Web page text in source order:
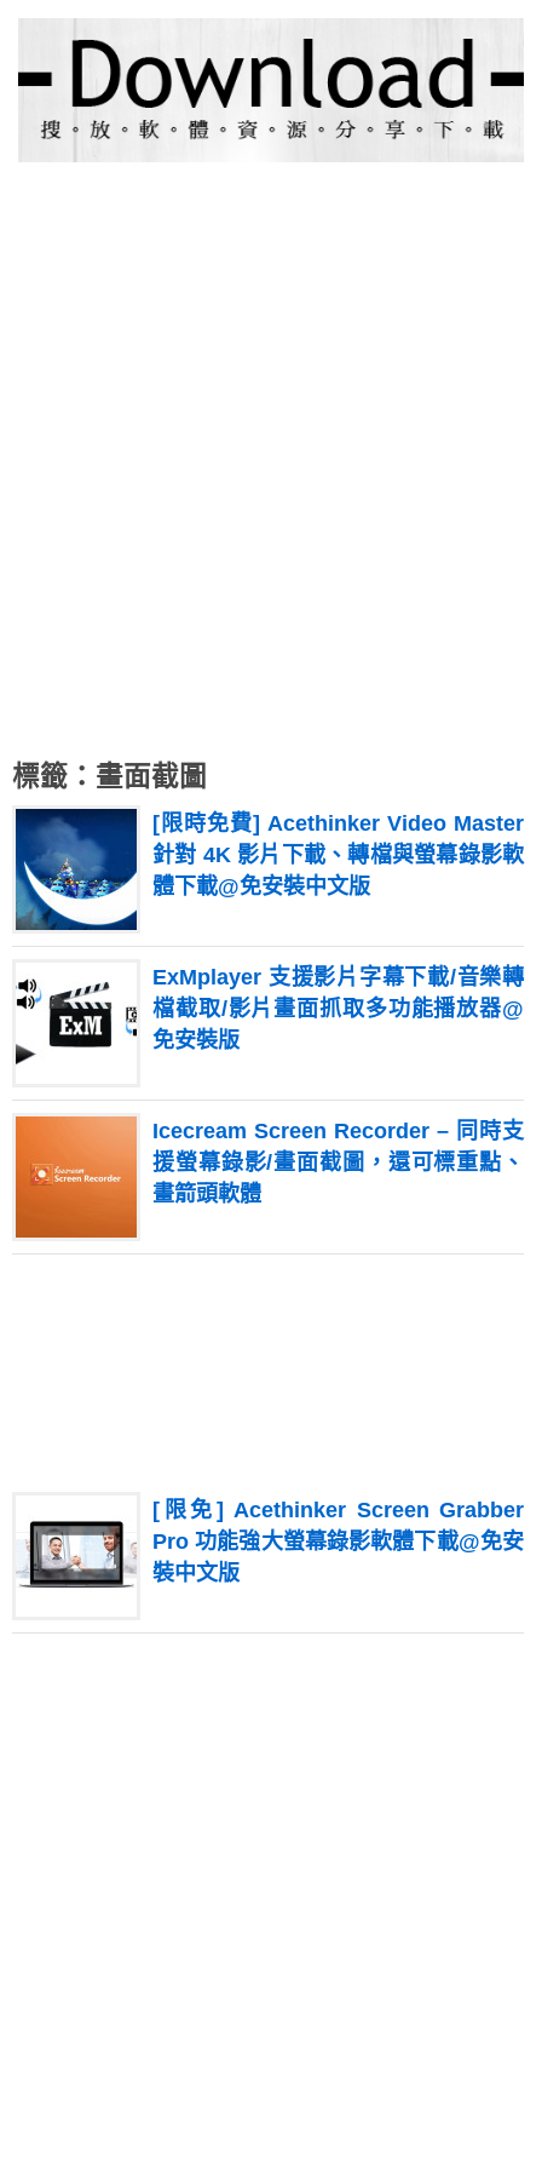
標籤：畫面截圖
[限時免費] Acethinker Video Master
針對 4K 影片下載、轉檔與螢幕錄影軟
體下載@免安裝中文版
ExMplayer 支援影片字幕下載/音樂轉
檔截取/影片畫面抓取多功能播放器@
免安裝版
Icecream Screen Recorder – 同時支
援螢幕錄影/畫面截圖，還可標重點、
畫箭頭軟體
[限免] Acethinker Screen Grabber
Pro 功能強大螢幕錄影軟體下載@免安
裝中文版